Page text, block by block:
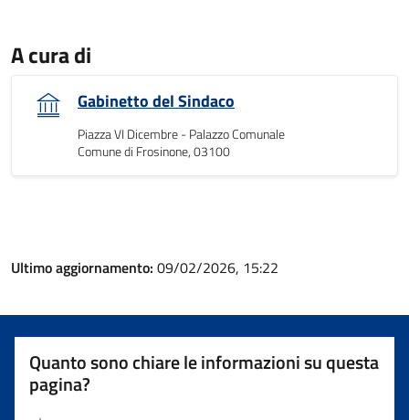
A cura di
Gabinetto del Sindaco
Piazza VI Dicembre - Palazzo Comunale
Comune di Frosinone, 03100
Ultimo aggiornamento: 09/02/2026, 15:22
Quanto sono chiare le informazioni su questa
pagina?